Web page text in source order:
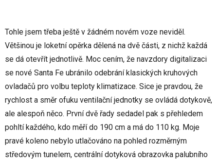
Tohle jsem třeba ještě v žádném novém voze neviděl.
Většinou je loketní opěrka dělená na dvě části, z nichž každá
se dá otevřít jednotlivě. Moc cením, že navzdory digitalizaci
se nové Santa Fe ubránilo odebrání klasických kruhových
ovladačů pro volbu teploty klimatizace. Sice je pravdou, že
rychlost a směr ofuku ventilační jednotky se ovládá dotykově,
ale alespoň něco. První dvě řady sedadel pak s přehledem
pohltí každého, kdo měří do 190 cm a má do 110 kg. Moje
pravé koleno nebylo utlačováno na pohled rozměrným
středovým tunelem, centrální dotyková obrazovka palubního